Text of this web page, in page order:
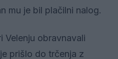
mu je bil plačilni nalog.
Velenju obravnavali
prišlo do trčenja z